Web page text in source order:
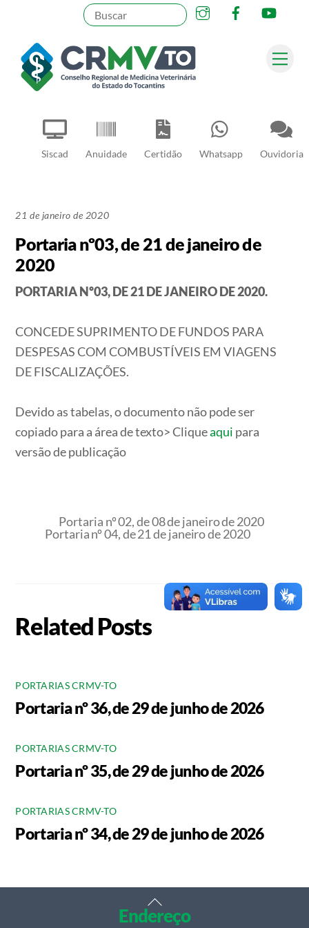
content
Siscad Anuidade Certidão Whatsapp Ouvidoria
InstagramFacebook
Pesquisar
21 de janeiro de 2020
Portaria nº03, de 21 de janeiro de
2020
PORTARIA Nº03, DE 21 DE JANEIRO DE 2020.
CONCEDE SUPRIMENTO DE FUNDOS PARA
DESPESAS COM COMBUSTÍVEIS EM VIAGENS
DE FISCALIZAÇÕES.
Devido as tabelas, o documento não pode ser
copiado para a área de texto> Cliqueaqui para
versão de publicação
Portaria nº 02, de 08 de janeiro de 2020
Portaria nº 04, de 21 de janeiro de 2020
Related Posts
PORTARIAS CRMV-TO
Portaria nº 36, de 29 de junho de 2026
PORTARIAS CRMV-TO
Portaria nº 35, de 29 de junho de 2026
PORTARIAS CRMV-TO
Portaria nº 34, de 29 de junho de 2026
Back
To
Endereço